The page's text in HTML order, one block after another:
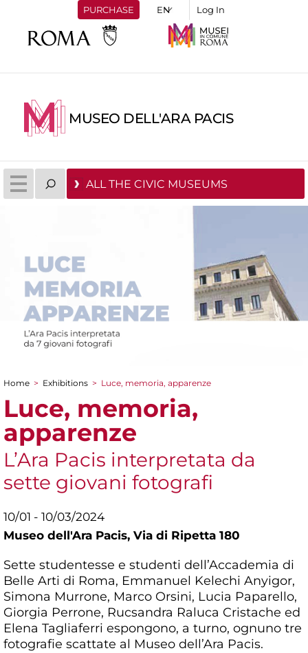
PURCHASE Log In
MUSEO DELL'ARA PACIS
ALL THE CIVIC MUSEUMS
You are here
Home > Exhibitions > Luce, memoria, apparenze
Luce, memoria,
apparenze
L’Ara Pacis interpretata da
sette giovani fotografi
10/01 - 10/03/2024
Museo dell'Ara Pacis, Via di Ripetta 180
Sette studentesse e studenti dell’Accademia di
Belle Arti di Roma, Emmanuel Kelechi Anyigor,
Simona Murrone, Marco Orsini, Lucia Paparello,
Giorgia Perrone, Rucsandra Raluca Cristache ed
Elena Tagliaferri espongono, a turno, ognuno tre
fotografie scattate al Museo dell’Ara Pacis.